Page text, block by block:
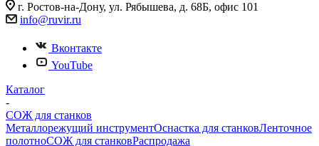
г. Ростов-на-Дону, ул. Рябышева, д. 68Б, офис 101
info@ruvir.ru
Вконтакте
YouTube
Каталог
-
СОЖ для станков
Металлорежущий инструментОснастка для станковЛенточное
полотноСОЖ для станковРаспродажа